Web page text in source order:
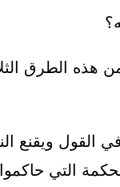
هذه الطرق
القول ويقنع
التي